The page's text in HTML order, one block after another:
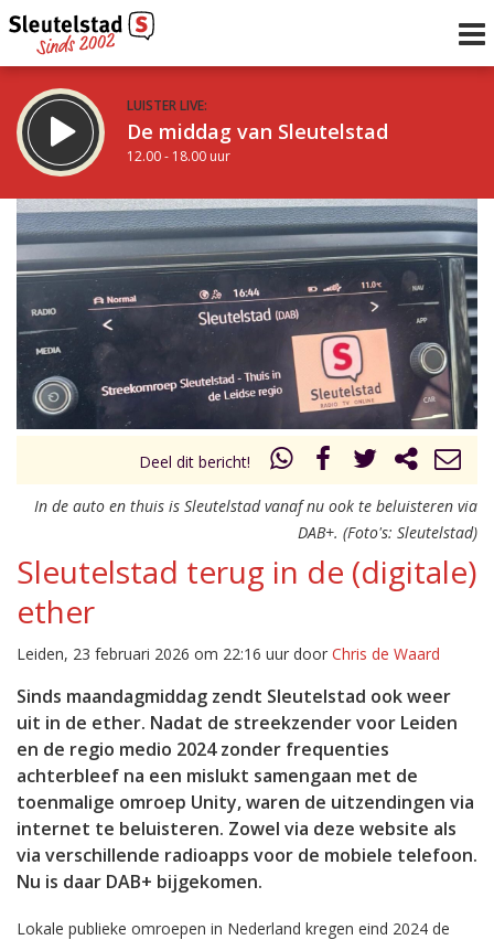
LUISTER LIVE:
De middag van Sleutelstad
12.00 - 18.00 uur
STRAKS:
De avond van Sleutelstad
18.00 - 21.00 uur
Vorig uur
uur 1 van 0 Volgend uur
Deel dit bericht!
In de auto en thuis is Sleutelstad vanaf nu ook te beluisteren via
DAB+. (Foto's: Sleutelstad)
Sleutelstad terug in de (digitale)
ether
Leiden, 23 februari 2026 om 22:16 uur door Chris de Waard
Sinds maandagmiddag zendt Sleutelstad ook weer
uit in de ether. Nadat de streekzender voor Leiden
en de regio medio 2024 zonder frequenties
achterbleef na een mislukt samengaan met de
toenmalige omroep Unity, waren de uitzendingen via
internet te beluisteren. Zowel via deze website als
via verschillende radioapps voor de mobiele telefoon.
Nu is daar DAB+ bijgekomen.
Lokale publieke omroepen in Nederland kregen eind 2024 de